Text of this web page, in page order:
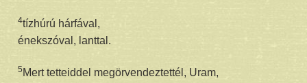
4tízhúrú hárfával,
énekszóval, lanttal.
5Mert tetteiddel megörvendeztettél, Uram,